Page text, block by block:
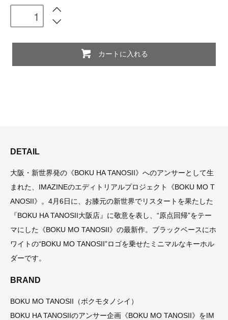
カートに入れる
DETAIL
大阪・新世界発の《BOKU HA TANOSII》へのアンサーとして生
まれた、IMAZINEのエディトリアルプロジェクト《BOKU MO T
ANOSII》。4月6日に、お膝元の新世界でリスタートを果たした
『BOKU HA TANOSII大阪店』に敬意を表し、“原点回帰”をテー
マにした《BOKU MO TANOSII》の最新作。ブラックベースにホ
ワイトの“BOKU MO TANOSII”ロゴを乗せたミニマルなキーホル
ダーです。
BRAND
BOKU MO TANOSII（ボクモタノシイ）
BOKU HA TANOSIIのアンサー企画《BOKU MO TANOSII》をIM